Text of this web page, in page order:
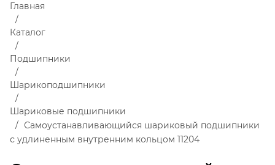
Главная
Каталог
Подшипники
Шарикоподшипники
Шариковые подшипники
Самоустанавливающийся шариковый подшипники
с удлиненным внутренним кольцом 11204